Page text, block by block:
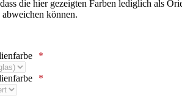
die hier gezeigten Farben lediglich als
können.